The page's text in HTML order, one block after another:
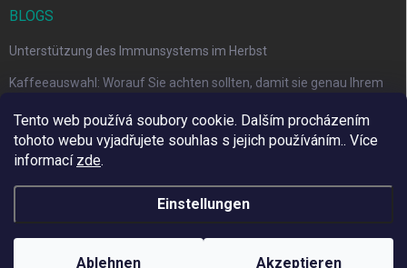
Tento web používá soubory cookie. Dalším procházením
tohoto webu vyjadřujete souhlas s jejich používáním.. Více
informací zde.
Einstellungen
Ablehnen Akzeptieren
BLOGS
Unterstützung des Immunsystems im Herbst
Kaffeeauswahl: Worauf Sie achten sollten, damit sie genau Ihrem
Copyright 2026Grenze Markt Online. Alle Rechte vorbehalten.Cookie-